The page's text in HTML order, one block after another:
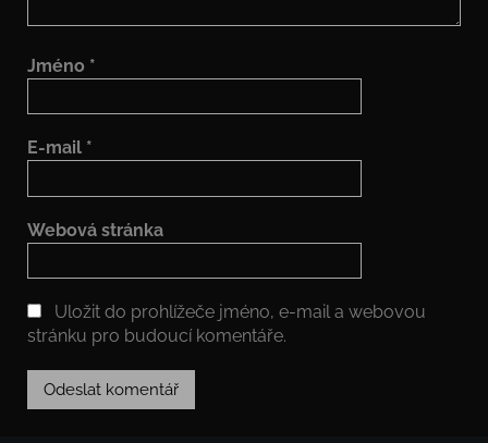
Jméno *
E-mail *
Webová stránka
Uložit do prohlížeče jméno, e-mail a webovou
stránku pro budoucí komentáře.